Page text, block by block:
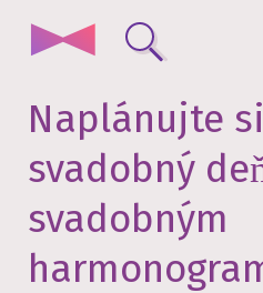
Naplánujte
svadobný
svadobným